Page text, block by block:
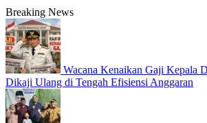
Breaking News
Wacana Kenaikan Gaji Kepala
Dikaji Ulang di Tengah Efisiensi Anggaran